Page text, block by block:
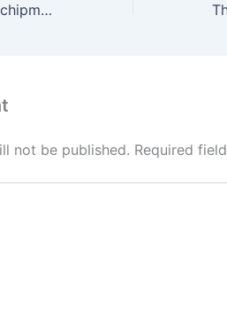
Over the rainbow sweries: chipmunk pilots take over the sky!
not be published. Required